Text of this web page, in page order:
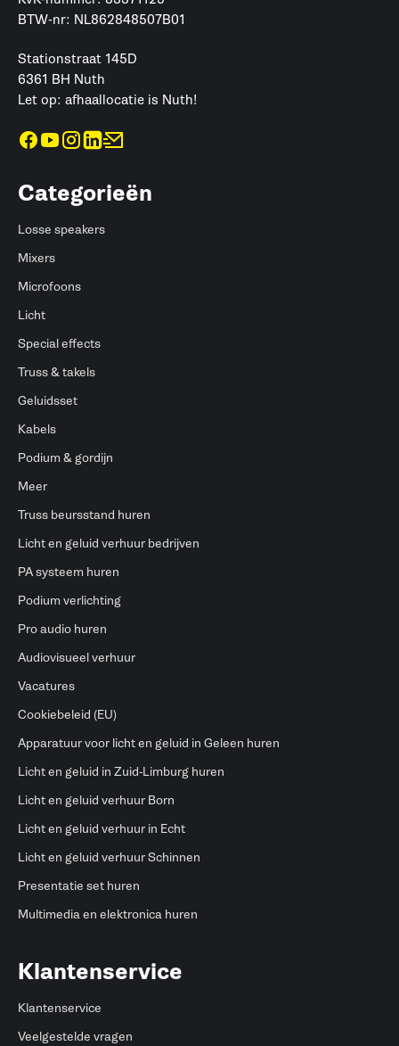
BTW-nr: NL862848507B01
Stationstraat 145D
6361 BH Nuth
Let op: afhaallocatie is Nuth!
Categorieën
Losse speakers
Mixers
Microfoons
Licht
Special effects
Truss & takels
Geluidsset
Kabels
Podium & gordijn
Meer
Truss beursstand huren
Licht en geluid verhuur bedrijven
PA systeem huren
Podium verlichting
Pro audio huren
Audiovisueel verhuur
Vacatures
Cookiebeleid (EU)
Apparatuur voor licht en geluid in Geleen huren
Licht en geluid in Zuid-Limburg huren
Licht en geluid verhuur Born
Licht en geluid verhuur in Echt
Licht en geluid verhuur Schinnen
Presentatie set huren
Multimedia en elektronica huren
Klantenservice
Klantenservice
Veelgestelde vragen